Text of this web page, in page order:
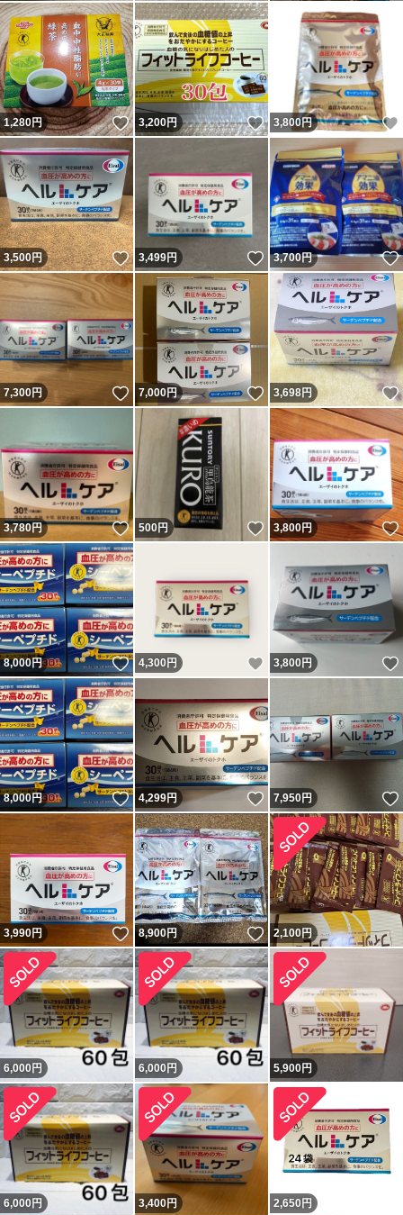
1,280円 いいね！
3,200円 いいね！
3,800円
3,500円 いいね！
3,499円 いいね！
3,700円
7,300円 いいね！
7,000円 いいね！
3,698円
3,780円 いいね！
500円 いいね！
3,800円
8,000円 いいね！
4,300 円 いいね！
3,800円
8,000円 いいね！
4,299円 いいね！
7,950円
3,990円 いいね！
8,900円 いいね！
2,100円
6,000円 6,000円 5,900円
6,000円 3,400円 2,650 円